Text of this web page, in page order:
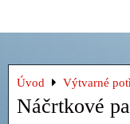
Úvod Výtvarné
Náčrtkové